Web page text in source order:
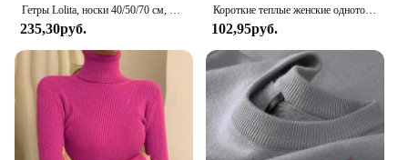
235,30руб.
Короткие теплые женские однотонные гетры из искусственного меха зимние вязаные крючком ботинки Носок, ноги ERS
102,95руб.